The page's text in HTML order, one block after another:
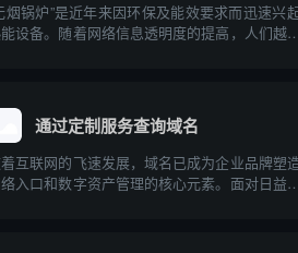
烟锅炉”是近年来因环保及能效要求而迅速兴
设备。随着网络信息透明度的提高，人们越来
入科普...
通过定制服务查询域名
互联网的飞速发展，域名已成为企业品牌塑造
入口和数字资产管理的核心元素。面对日益激